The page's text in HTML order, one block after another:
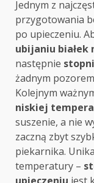
Jednym z
przygotowania
po upieczeniu.
ubijaniu białek
następnie
żadnym
Kolejnym
niskiej
suszenie, a nie
zaczną zbyt
piekarnika.
temperatury –